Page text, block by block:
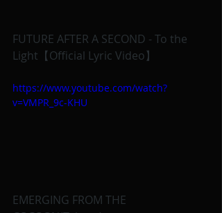
FUTURE AFTER A SECOND - To the
Light【Official Lyric Video】
https://www.youtube.com/watch?
v=VMPR_9c-KHU
EMERGING FROM THE